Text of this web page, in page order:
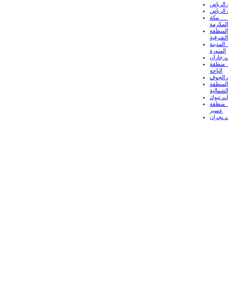
الرياض
الرياض
مكة
المكرمة
الشرقية
المنورة
جازان
منطقة
الباحة
الجوف
الشمالية
تبوك
منطقة
عسير
نجران